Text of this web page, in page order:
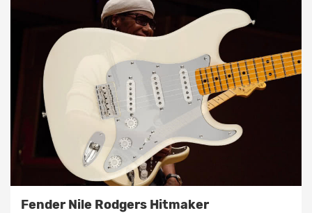
Fender Nile Rodgers Hitmaker